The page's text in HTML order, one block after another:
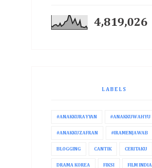
4,819,026
LABELS
#ANAKKURAYYAN #ANAKKUWAHYU
#ANAKKUZAFRAN #IRAMENJAWAB
BLOGGING CANTIK CERITAKU
DRAMA KOREA FIKSI FILM INDIA